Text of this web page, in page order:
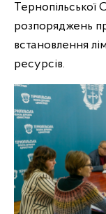
Тернопільської
розпоряджень
встановлення
ресурсів.